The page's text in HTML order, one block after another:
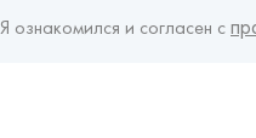
Я ознакомился и согласен c